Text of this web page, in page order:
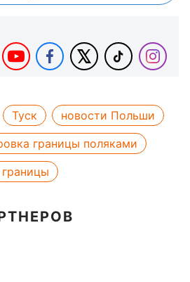
Туск
новости Польши
границы поляками